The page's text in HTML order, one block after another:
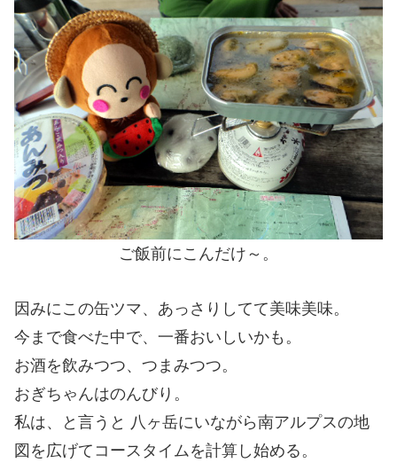
ご飯前にこんだけ～。
因みにこの缶ツマ、あっさりしてて美味美味。
今まで食べた中で、一番おいしいかも。
お酒を飲みつつ、つまみつつ。
おぎちゃんはのんびり。
私は、と言うと 八ヶ岳にいながら南アルプスの地
図を広げてコースタイムを計算し始める。